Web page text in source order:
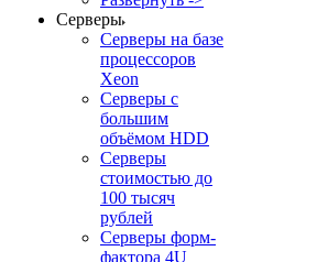
Серверы
Серверы на базе
процессоров
Xeon
Серверы с
большим
объёмом HDD
Серверы
стоимостью до
100 тысяч
рублей
Серверы форм-
фактора 4U